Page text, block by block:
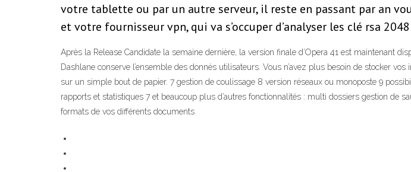
votre tablette ou par un autre serveur, il reste en passant par an
et votre fournisseur vpn, qui va s’occuper d’analyser les clé rsa
Après la Release Candidate la semaine dernière, la version finale d’Opera 41 est maintenant
Dashlane conserve l’ensemble des donnés utilisateurs. Vous n’avez plus besoin de stocker
sur un simple bout de papier. 7 gestion de coulissage 8 version réseaux ou monoposte 9
rapports et statistiques 7 et beaucoup plus d’autres fonctionnalités : multi dossiers gestion de
formats de vos différents documents